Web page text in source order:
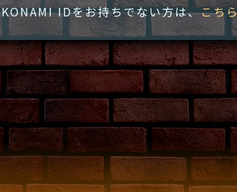
KONAMI IDをお持ちでない方は、こち